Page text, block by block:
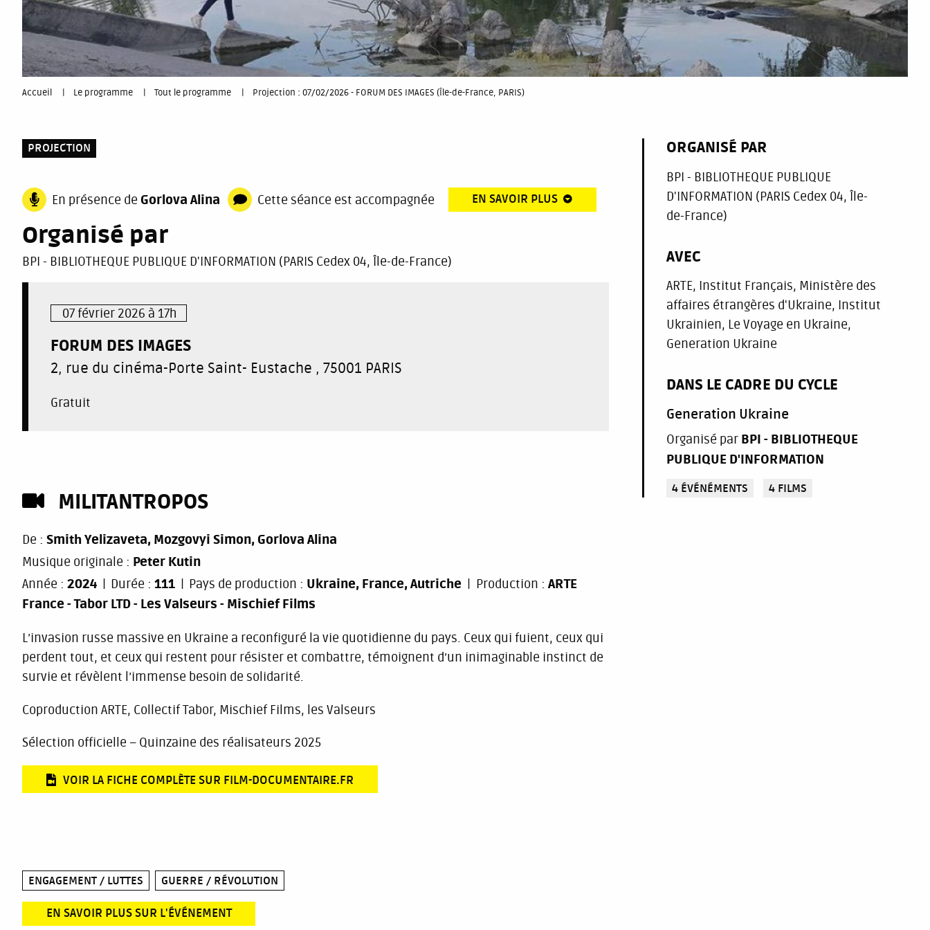
You
are
here
Accueil Le programme Tout le programme Projection : 07/02/2026 - FORUM DES IMAGES (Île-de-France, PARIS)
PROJECTION
En présence deGorlova Alina Cette séance est accompagnée EN SAVOIR PLUS
Organisé par
BPI - BIBLIOTHEQUE PUBLIQUE D'INFORMATION (PARIS Cedex 04, Île-de-France)
07 février 2026 à 17h
FORUM DES IMAGES
2, rue du cinéma-Porte Saint- Eustache , 75001 PARIS
Gratuit
MILITANTROPOS
De : Smith Yelizaveta, Mozgovyi Simon, Gorlova Alina
Musique originale : Peter Kutin
Année : 2024 Durée : 111 Pays de production : Ukraine, France, Autriche Production : ARTE
France - Tabor LTD - Les Valseurs - Mischief Films
L’invasion russe massive en Ukraine a reconfiguré la vie quotidienne du pays. Ceux qui fuient, ceux qui
perdent tout, et ceux qui restent pour résister et combattre, témoignent d’un inimaginable instinct de
survie et révèlent l’immense besoin de solidarité.
Coproduction ARTE, Collectif Tabor, Mischief Films, les Valseurs
Sélection officielle – Quinzaine des réalisateurs 2025
VOIR LA FICHE COMPLÈTE SUR FILM-DOCUMENTAIRE.FR
ENGAGEMENT / LUTTES GUERRE / RÉVOLUTION
EN SAVOIR PLUS SUR L'ÉVÉNEMENT
ORGANISÉ PAR
BPI - BIBLIOTHEQUE PUBLIQUE
D'INFORMATION (PARIS Cedex 04, Île-
de-France)
AVEC
ARTE, Institut Français, Ministère des
affaires étrangères d'Ukraine, Institut
Ukrainien, Le Voyage en Ukraine,
Generation Ukraine
DANS LE CADRE DU CYCLE
Generation Ukraine
Organisé par BPI - BIBLIOTHEQUE
PUBLIQUE D'INFORMATION
4 ÉVÉNÉMENTS 4 FILMS